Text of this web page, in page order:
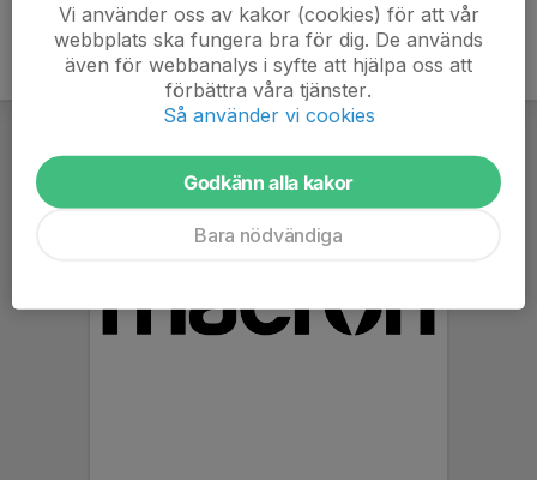
Vi använder oss av kakor (cookies) för att vår
webbplats ska fungera bra för dig. De används
även för webbanalys i syfte att hjälpa oss att
förbättra våra tjänster.
Så använder vi cookies
Godkänn alla kakor
Bara nödvändiga